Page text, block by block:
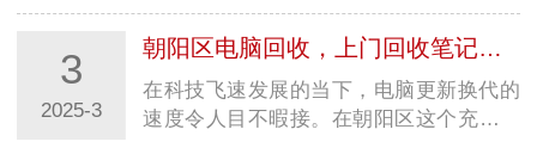
收购各型…
3
2025-3
朝阳区电脑回收，上门回收笔记本，旧电脑回收价格
在科技飞速发展的当下，电脑更新换代的
速度令人目不暇接。在朝阳区这个充满活